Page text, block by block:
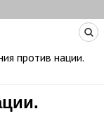
против нации.